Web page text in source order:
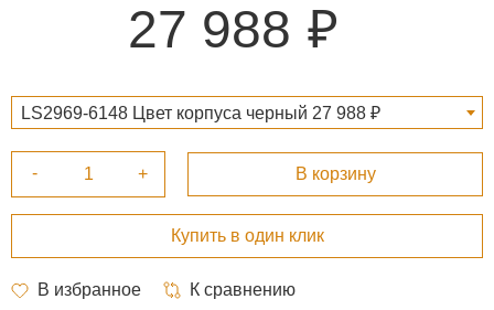
27 988
LS2969-6148 Цвет корпуса черный 27 988 ₽